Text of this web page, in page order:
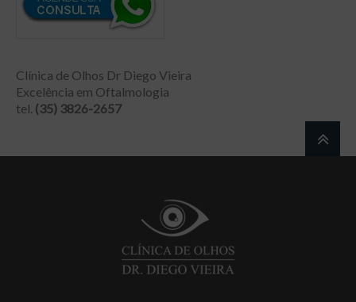
Clínica de Olhos Dr Diego Vieira
Excelência em Oftalmologia
tel. (35) 3826-2657